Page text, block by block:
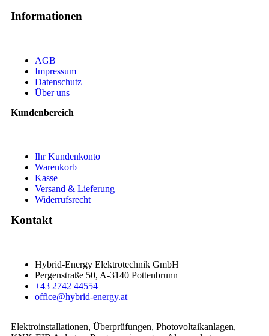
Informationen
AGB
Impressum
Datenschutz
Über uns
Kundenbereich
Ihr Kundenkonto
Warenkorb
Kasse
Versand & Lieferung
Widerrufsrecht
Kontakt
Hybrid-Energy Elektrotechnik GmbH
Pergenstraße 50, A-3140 Pottenbrunn
+43 2742 44554
office@hybrid-energy.at
Elektroinstallationen, Überprüfungen, Photovoltaikanlagen,